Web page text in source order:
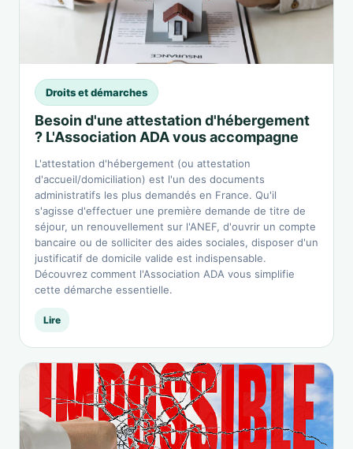
Droits et démarches
Besoin d'une attestation d'hébergement
? L'Association ADA vous accompagne
L'attestation d'hébergement (ou attestation
d'accueil/domiciliation) est l'un des documents
administratifs les plus demandés en France. Qu'il
s'agisse d'effectuer une première demande de titre de
séjour, un renouvellement sur l'ANEF, d'ouvrir un compte
bancaire ou de solliciter des aides sociales, disposer d'un
justificatif de domicile valide est indispensable.
Découvrez comment l'Association ADA vous simplifie
cette démarche essentielle.
Lire